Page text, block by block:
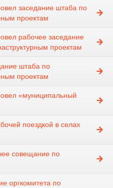
заседание штаба по
проектам
рабочее заседание
проектам
штаба по
проектам
«муниципальный
поездкой в селах
совещание по
оргкомитета по